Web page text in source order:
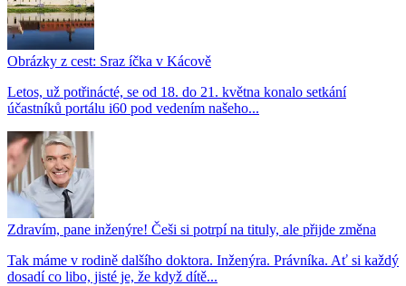
Obrázky z cest: Sraz íčka v Kácově
Letos, už potřinácté, se od 18. do 21. května konalo setkání
účastníků portálu i60 pod vedením našeho...
Zdravím, pane inženýre! Češi si potrpí na tituly, ale přijde změna
Tak máme v rodině dalšího doktora. Inženýra. Právníka. Ať si každý
dosadí co libo, jisté je, že když dítě...